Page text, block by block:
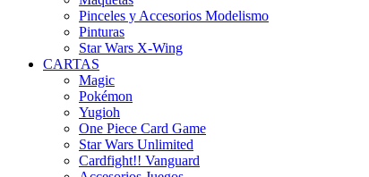
Pinceles y Accesorios Modelismo
Pinturas
Star Wars X-Wing
CARTAS
Magic
Pokémon
Yugioh
One Piece Card Game
Star Wars Unlimited
Cardfight!! Vanguard